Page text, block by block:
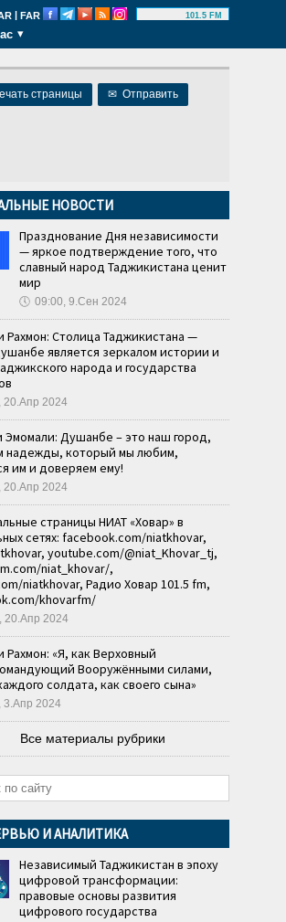
| FAR 101.5 FM
страницы ✉ Отправить
НОВОСТИ
Празднование Дня независимости
— яркое подтверждение того, что
славный народ Таджикистана ценит
мир
🕔 09:00, 9.Сен 2024
Рахмон: Столица Таджикистана —
является зеркалом истории и
народа и государства
20.Апр 2024
Эмомали: Душанбе – это наш город,
надежды, который мы любим,
им и доверяем ему!
20.Апр 2024
страницы НИАТ «Ховар» в
сетях: facebook.com/niatkhovar,
youtube.com/@niat_Khovar_tj,
niat_khovar/,
niatkhovar, Радио Ховар 101.5 fm,
khovarfm/
20.Апр 2024
Рахмон: «Я, как Верховный
Вооружёнными силами,
солдата, как своего сына»
3.Апр 2024
Все материалы рубрики
И АНАЛИТИКА
Независимый Таджикистан в эпоху
цифровой трансформации:
правовые основы развития
цифрового государства